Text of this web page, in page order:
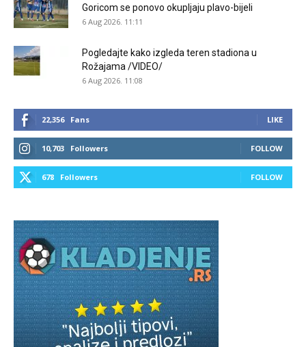
Goricom se ponovo okupljaju plavo-bijeli
6 Aug 2026. 11:11
Pogledajte kako izgleda teren stadiona u
Rožajama /VIDEO/
6 Aug 2026. 11:08
22,356 Fans LIKE
10,703 Followers FOLLOW
678 Followers FOLLOW